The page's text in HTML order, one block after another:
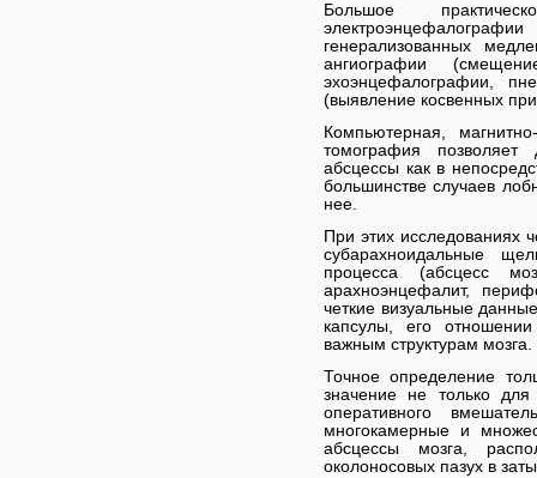
Большое
генерализованных
ангиографии
эхоэнцефалографии,
(выявление косвенных
Компьютерная,
томография позволяет
абсцессы как в
большинстве случаев
нее.
При этих исследованиях
субарахноидальные
процесса (абсцесс
арахноэнцефалит,
четкие визуальные
капсулы, его
важным структурам мозга.
Точное определение
значение не только
оперативного
многокамерные и
абсцессы мозга,
околоносовых пазух в